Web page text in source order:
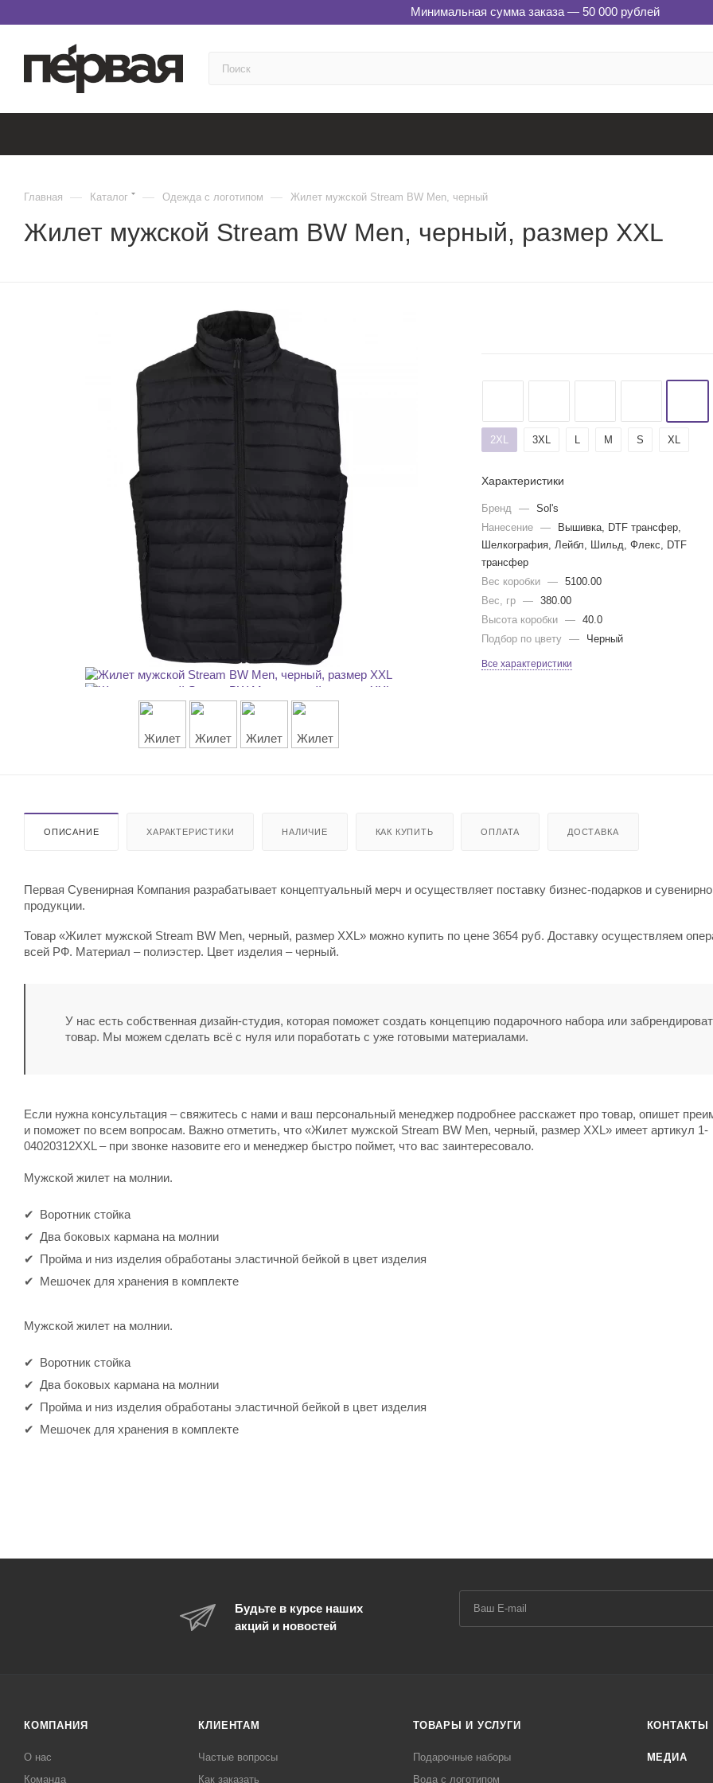
Минимальная сумма заказа — 50 000 рублей
Главная — Каталог — Одежда с логотипом — Жилет мужской Stream BW Men, черный
Жилет мужской Stream BW Men, черный, размер XXL
2XL 3XL L M S XL
Характеристики
Бренд —
Sol's
Нанесение
—
Вышивка, DTF трансфер,
Шелкография, Лейбл, Шильд, Флекс, DTF
трансфер
Вес коробки
—
5100.00
Вес, гр
—
380.00
Высота коробки
—
40.0
Подбор по цвету
— Черный
Все характеристики
ОПИСАНИЕ ХАРАКТЕРИСТИКИ НАЛИЧИЕ КАК КУПИТЬ ОПЛАТА ДОСТАВКА
Первая Сувенирная Компания разрабатывает концептуальный мерч и осуществляет поставку бизнес-подарков и
продукции.
Товар «Жилет мужской Stream BW Men, черный, размер XXL» можно купить по цене 3654 руб. Доставку осуществляем
всей РФ. Материал – полиэстер. Цвет изделия – черный.
У нас есть собственная дизайн-студия, которая поможет создать концепцию подарочного набора или
товар. Мы можем сделать всё с нуля или поработать с уже готовыми материалами.
Если нужна консультация – свяжитесь с нами и ваш персональный менеджер подробнее расскажет про товар, опишет
и поможет по всем вопросам. Важно отметить, что «Жилет мужской Stream BW Men, черный, размер XXL» имеет артикул 1-
04020312XXL – при звонке назовите его и менеджер быстро поймет, что вас заинтересовало.
Мужской жилет на молнии.
Воротник стойка
Два боковых кармана на молнии
Пройма и низ изделия обработаны эластичной бейкой в цвет изделия
Мешочек для хранения в комплекте
Мужской жилет на молнии.
Воротник стойка
Два боковых кармана на молнии
Пройма и низ изделия обработаны эластичной бейкой в цвет изделия
Мешочек для хранения в комплекте
Будьте в курсе наших
акций и новостей
КОМПАНИЯ
О нас
Команда
КЛИЕНТАМ
Частые вопросы
Как заказать
ТОВАРЫ И УСЛУГИ
Подарочные наборы
Вода с логотипом
КОНТАКТЫ
МЕДИА